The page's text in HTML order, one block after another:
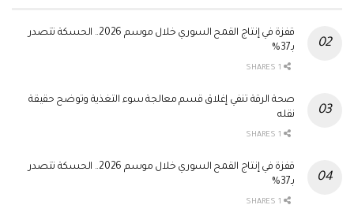
قفزة في إنتاج القمح السوري خلال موسم 2026.. الحسكة تتصدر
بـ37%
صحة الرقة تنفي إغلاق قسم معالجة سوء التغذية وتوضح حقيقة
نقله
قفزة في إنتاج القمح السوري خلال موسم 2026.. الحسكة تتصدر
بـ37%